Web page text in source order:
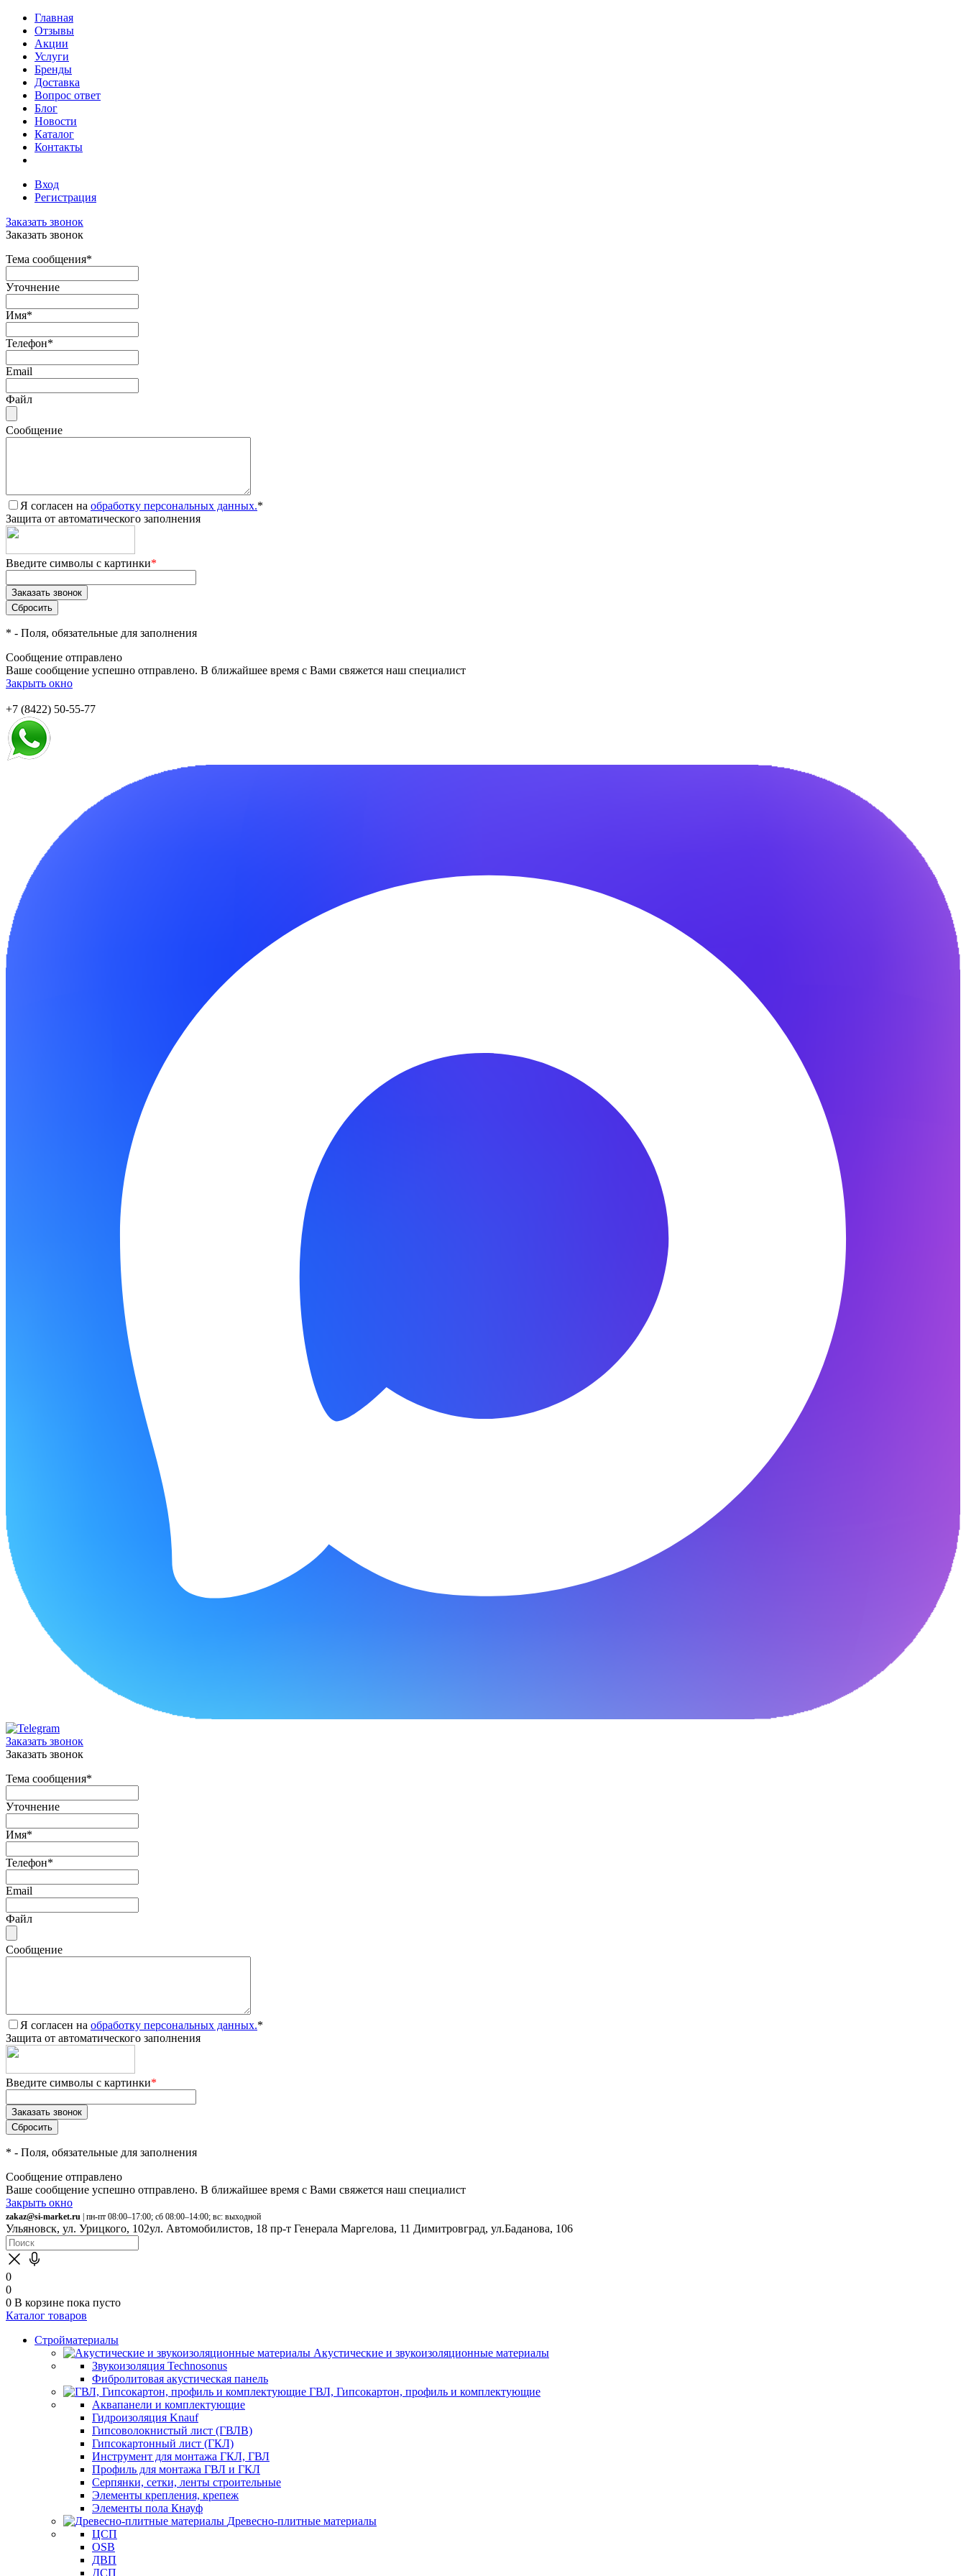
Главная
Отзывы
Акции
Услуги
Бренды
Доставка
Вопрос ответ
Блог
Новости
Каталог
Контакты
Вход
Регистрация
Заказать звонок
Заказать звонок
Тема сообщения*
Уточнение
Имя*
Телефон*
Email
Файл
Сообщение
Я согласен на обработку персональных данных.*
Защита от автоматического заполнения
Введите символы с картинки*
* - Поля, обязательные для заполнения
Сообщение отправлено
Ваше сообщение успешно отправлено. В ближайшее время с Вами свяжется наш специалист
Закрыть окно
+7 (8422) 50-55-77
Заказать звонок
Заказать звонок
Тема сообщения*
Уточнение
Имя*
Телефон*
Email
Файл
Сообщение
Я согласен на обработку персональных данных.*
Защита от автоматического заполнения
Введите символы с картинки*
* - Поля, обязательные для заполнения
Сообщение отправлено
Ваше сообщение успешно отправлено. В ближайшее время с Вами свяжется наш специалист
Закрыть окно
zakaz@si-market.ru | пн-пт 08:00–17:00; сб 08:00–14:00; вс: выходной
Ульяновск, ул. Урицкого, 102ул. Автомобилистов, 18 пр-т Генерала Маргелова, 11 Димитровград, ул.Баданова, 106
0
0
0 В корзине пока пусто
Каталог товаров
Стройматериалы
Акустические и звукоизоляционные материалы
Звукоизоляция Technosonus
Фибролитовая акустическая панель
ГВЛ, Гипсокартон, профиль и комплектующие
Аквапанели и комплектующие
Гидроизоляция Knauf
Гипсоволокнистый лист (ГВЛВ)
Гипсокартонный лист (ГКЛ)
Инструмент для монтажа ГКЛ, ГВЛ
Профиль для монтажа ГВЛ и ГКЛ
Серпянки, сетки, ленты строительные
Элементы крепления, крепеж
Элементы пола Кнауф
Древесно-плитные материалы
ЦСП
OSB
ДВП
ДСП